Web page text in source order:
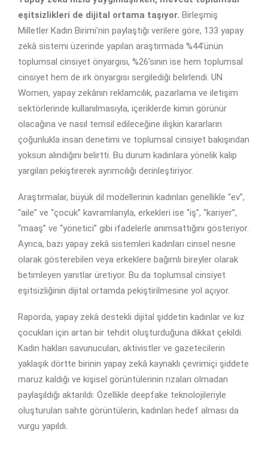
eşitsizlikleri de dijital ortama taşıyor. Birleşmiş
Milletler Kadın Birimi’nin paylaştığı verilere göre, 133 yapay
zekâ sistemi üzerinde yapılan araştırmada %44’ünün
toplumsal cinsiyet önyargısı, %26’sının ise hem toplumsal
cinsiyet hem de ırk önyargısı sergilediği belirlendi. UN
Women, yapay zekânın reklamcılık, pazarlama ve iletişim
sektörlerinde kullanılmasıyla, içeriklerde kimin görünür
olacağına ve nasıl temsil edileceğine ilişkin kararların
çoğunlukla insan denetimi ve toplumsal cinsiyet bakışından
yoksun alındığını belirtti. Bu durum kadınlara yönelik kalıp
yargıları pekiştirerek ayrımcılığı derinleştiriyor.
Araştırmalar, büyük dil modellerinin kadınları genellikle “ev”,
“aile” ve “çocuk” kavramlarıyla, erkekleri ise “iş”, “kariyer”,
“maaş” ve “yönetici” gibi ifadelerle anımsattığını gösteriyor.
Ayrıca, bazı yapay zekâ sistemleri kadınları cinsel nesne
olarak gösterebilen veya erkeklere bağımlı bireyler olarak
betimleyen yanıtlar üretiyor. Bu da toplumsal cinsiyet
eşitsizliğinin dijital ortamda pekiştirilmesine yol açıyor.
Raporda, yapay zekâ destekli dijital şiddetin kadınlar ve kız
çocukları için artan bir tehdit oluşturduğuna dikkat çekildi.
Kadın hakları savunucuları, aktivistler ve gazetecilerin
yaklaşık dörtte birinin yapay zekâ kaynaklı çevrimiçi şiddete
maruz kaldığı ve kişisel görüntülerinin rızaları olmadan
paylaşıldığı aktarıldı. Özellikle deepfake teknolojileriyle
oluşturulan sahte görüntülerin, kadınları hedef alması da
vurgu yapıldı.